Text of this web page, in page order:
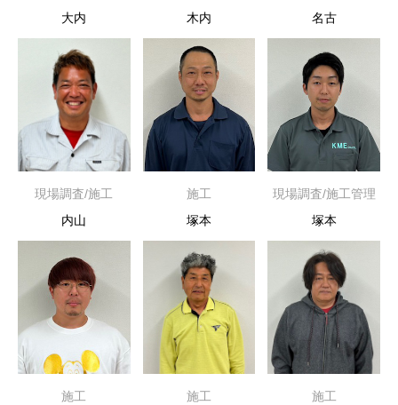
大内
木内
名古
現場調査/施工
内山
施工
塚本
現場調査/施工管理
塚本
施工
施工
施工